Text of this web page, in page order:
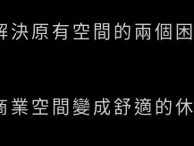
原有空間的兩個困
業空間變成舒適的休